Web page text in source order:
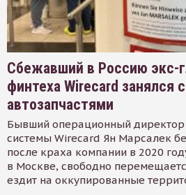
Сбежавший в Россию экс-
финтеха Wirecard занялся
автозапчастями
Бывший операционный
системы Wirecard Ян Марсалек
после краха компании в 2020
в Москве, свободно
ездит на оккупированные